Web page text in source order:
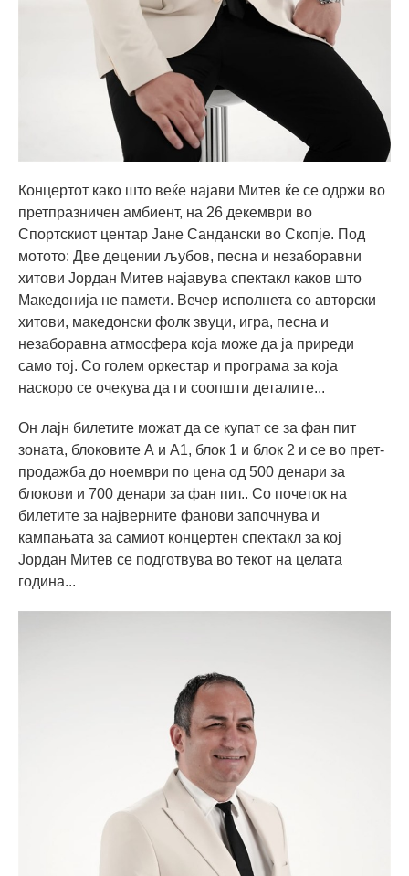
Концертот како што веќе најави Митев ќе се одржи во
претпразничен амбиент, на 26 декември во
Спортскиот центар Јане Сандански во Скопје. Под
мотото: Две децении љубов, песна и незаборавни
хитови Јордан Митев најавува спектакл каков што
Македонија не памети. Вечер исполнета со авторски
хитови, македонски фолк звуци, игра, песна и
незаборавна атмосфера која може да ја приреди
само тој. Со голем оркестар и програма за која
наскоро се очекува да ги соопшти деталите...
Он лајн билетите можат да се купат се за фан пит
зоната, блоковите А и А1, блок 1 и блок 2 и се во прет-
продажба до ноември по цена од 500 денари за
блокови и 700 денари за фан пит.. Со почеток на
билетите за најверните фанови започнува и
кампањата за самиот концертен спектакл за кој
Јордан Митев се подготвува во текот на целата
година...